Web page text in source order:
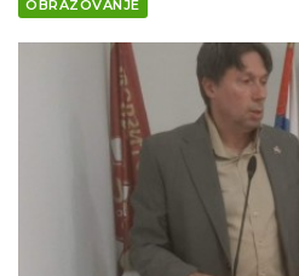
OBRAZOVANJE